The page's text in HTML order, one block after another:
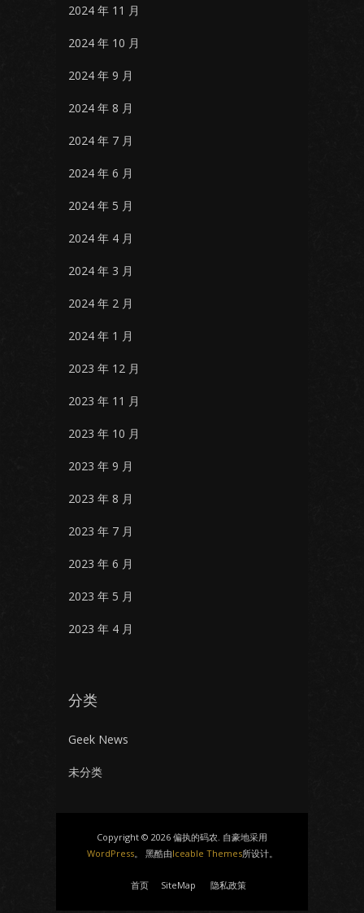
2024 年 11 月
2024 年 10 月
2024 年 9 月
2024 年 8 月
2024 年 7 月
2024 年 6 月
2024 年 5 月
2024 年 4 月
2024 年 3 月
2024 年 2 月
2024 年 1 月
2023 年 12 月
2023 年 11 月
2023 年 10 月
2023 年 9 月
2023 年 8 月
2023 年 7 月
2023 年 6 月
2023 年 5 月
2023 年 4 月
分类
Geek News
未分类
Copyright © 2026 偏执的码农. 自豪地采用
WordPress。 黑酷由Iceable Themes所设计。
首页 SiteMap 隐私政策